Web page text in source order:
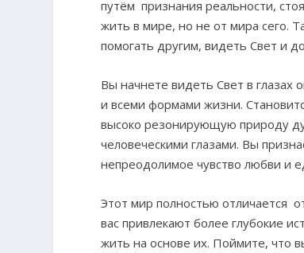
путём признания реальности,
жить в мире, но не от мира сего.
помогать другим, видеть Свет и
Вы начнете видеть Свет в
и всеми формами жизни.
высоко резонирующую природу
человеческими глазами. Вы
непреодолимое чувство любви и
Этот мир полностью отличается
вас привлекают более глубокие
жить на основе их. Поймите, что